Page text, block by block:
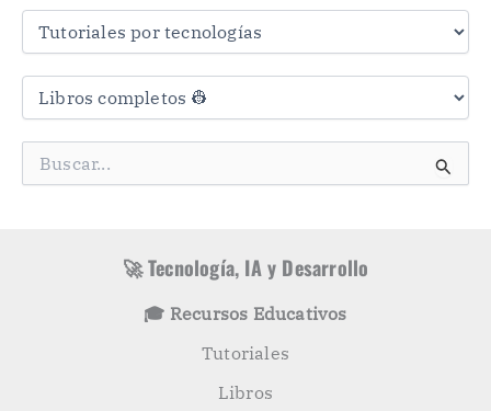
a
a
🚀 Tecnología, IA y Desarrollo
🎓 Recursos Educativos
Tutoriales
Libros